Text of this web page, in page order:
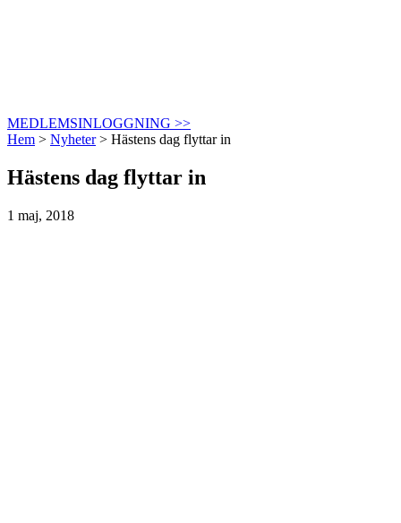
MEDLEMSINLOGGNING >>
Hem > Nyheter> Hästens dag flyttar in
Hästens dag flyttar in
1 maj, 2018